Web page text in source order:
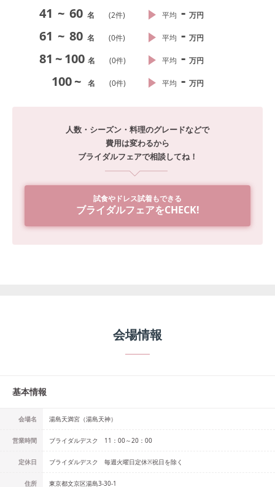
41 ~ 60 名 (2件) 平均 - 万円
61 ~ 80 名 (0件) 平均 - 万円
81 ~100 名 (0件) 平均 - 万円
100~ 名 (0件) 平均 - 万円
人数・シーズン・料理のグレードなどで
費用は変わるから
ブライダルフェアで相談してね！
試食やドレス試着もできる
ブライダルフェアをCHECK!
会場情報
基本情報
会場名 湯島天満宮（湯島天神）
営業時間 ブライダルデスク 11：00～20：00
定休日 ブライダルデスク 毎週火曜日定休※祝日を除く
住所
東京都文京区湯島3-30-1